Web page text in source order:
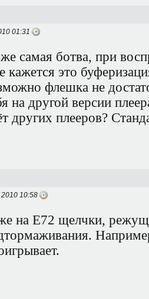
01:31
самая ботва, при
кажется это
флешка не
на другой версии
других плееров?
10:58
на E72 щелчки,